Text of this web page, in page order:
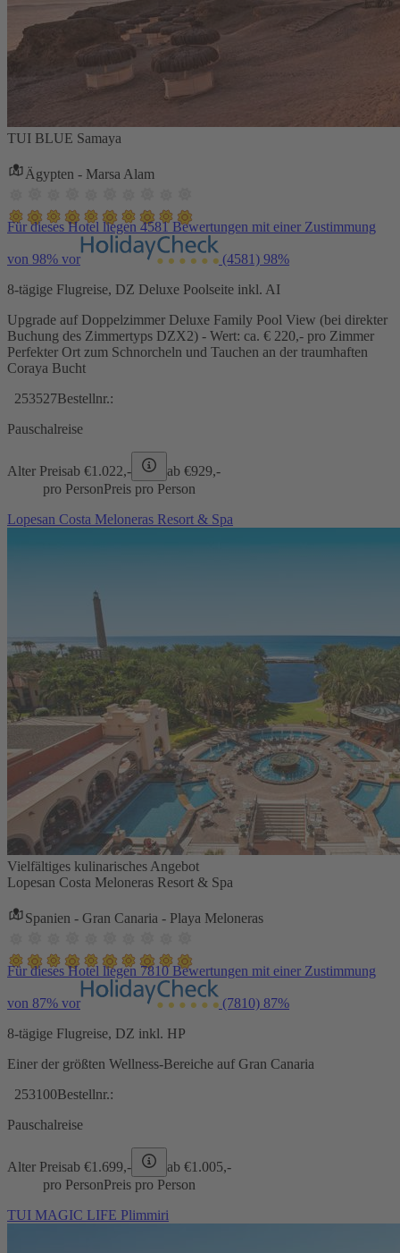
TUI BLUE Samaya
Ägypten - Marsa Alam
Für dieses Hotel liegen 4581 Bewertungen mit einer Zustimmung
von 98% vor (4581) 98%
8-tägige Flugreise, DZ Deluxe Poolseite inkl. AI
Upgrade auf Doppelzimmer Deluxe Family Pool View (bei direkter
Buchung des Zimmertyps DZX2) - Wert: ca. € 220,- pro Zimmer
Perfekter Ort zum Schnorcheln und Tauchen an der traumhaften
Coraya Bucht
253527Bestellnr.:
Pauschalreise
Alter Preisab €1.022,- ab €929,-
pro PersonPreis pro Person
Lopesan Costa Meloneras Resort & Spa
Vielfältiges kulinarisches Angebot
Lopesan Costa Meloneras Resort & Spa
Spanien - Gran Canaria - Playa Meloneras
Für dieses Hotel liegen 7810 Bewertungen mit einer Zustimmung
von 87% vor (7810) 87%
8-tägige Flugreise, DZ inkl. HP
Einer der größten Wellness-Bereiche auf Gran Canaria
253100Bestellnr.:
Pauschalreise
Alter Preisab €1.699,- ab €1.005,-
pro PersonPreis pro Person
TUI MAGIC LIFE Plimmiri